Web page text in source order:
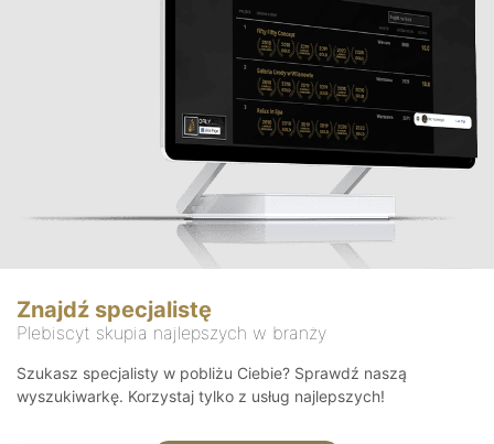
Znajdź specjalistę
Plebiscyt skupia najlepszych w branży
Szukasz specjalisty w pobliżu Ciebie? Sprawdź naszą
wyszukiwarkę. Korzystaj tylko z usług najlepszych!